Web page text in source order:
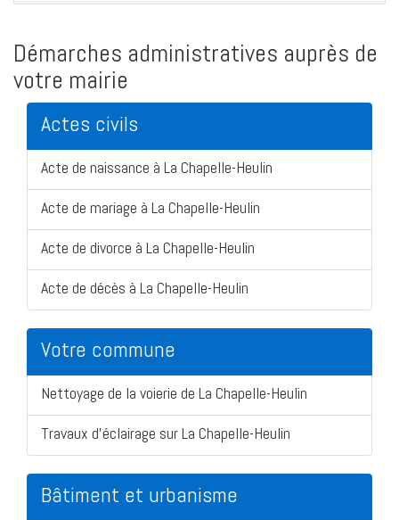
Démarches administratives auprès de
votre mairie
Actes civils
Acte de naissance à La Chapelle-Heulin
Acte de mariage à La Chapelle-Heulin
Acte de divorce à La Chapelle-Heulin
Acte de décès à La Chapelle-Heulin
Votre commune
Nettoyage de la voierie de La Chapelle-Heulin
Travaux d'éclairage sur La Chapelle-Heulin
Bâtiment et urbanisme